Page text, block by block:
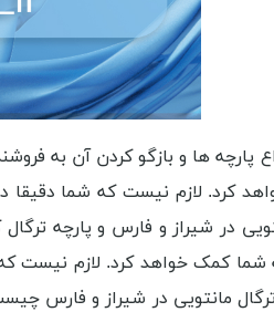
پارچه ها و بازگو کردن آن به
کرد. لازم نیست که شما دقیقا
در شیراز و فارس و پارچه
کمک خواهد کرد. لازم نیست
ترگال مانتویی در شیراز و